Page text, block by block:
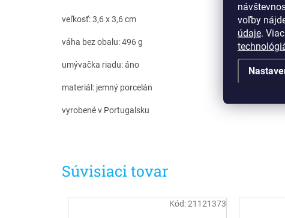
voľby
údaje.
Súvisiaci tovar
Kód:21121373
veľkosť: 3,6 x 3,6 cm
váha bez obalu: 496 g
umývačka riadu: áno
materiál: jemný porcelán
vyrobené v Portugalsku